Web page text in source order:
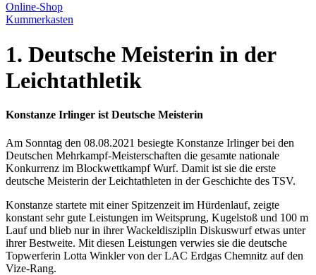
Online-Shop
Kummerkasten
1. Deutsche Meisterin in der
Leichtathletik
Konstanze Irlinger ist Deutsche Meisterin
Am Sonntag den 08.08.2021 besiegte Konstanze Irlinger bei den
Deutschen Mehrkampf-Meisterschaften die gesamte nationale
Konkurrenz im Blockwettkampf Wurf. Damit ist sie die erste
deutsche Meisterin der Leichtathleten in der Geschichte des TSV.
Konstanze startete mit einer Spitzenzeit im Hürdenlauf, zeigte
konstant sehr gute Leistungen im Weitsprung, Kugelstoß und 100 m
Lauf und blieb nur in ihrer Wackeldisziplin Diskuswurf etwas unter
ihrer Bestweite. Mit diesen Leistungen verwies sie die deutsche
Topwerferin Lotta Winkler von der LAC Erdgas Chemnitz auf den
Vize-Rang.